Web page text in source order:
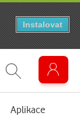
Aplikace
Instalovat